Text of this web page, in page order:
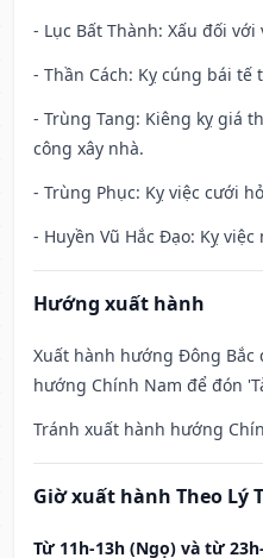
- Lục Bất Thành: Xấu đối với
- Thần Cách: Kỵ cúng bái tế
- Trùng Tang: Kiêng kỵ giá
công xây nhà.
- Trùng Phục: Kỵ việc cưới
- Huyền Vũ Hắc Đạo: Kỵ việc
Hướng xuất hành
Xuất hành hướng Đông Bắc
hướng Chính Nam để đón
Tránh xuất hành hướng
Giờ xuất hành Theo Lý
Từ 11h-13h (Ngọ) và từ